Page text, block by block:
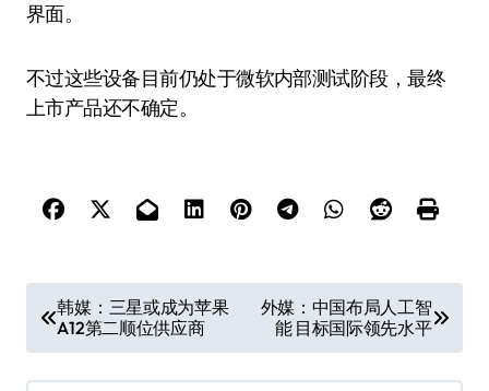
界面。
不过这些设备目前仍处于微软内部测试阶段，最终
上市产品还不确定。
章
导
韩媒：三星或成为苹果
A12第二顺位供应商
外媒：中国布局人工智
能 目标国际领先水平